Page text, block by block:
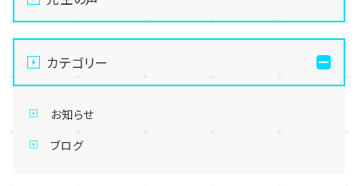
カテゴリー
お知らせ
ブログ